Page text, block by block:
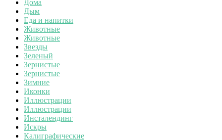
Дома
Дым
Еда и напитки
Животные
Животные
Звезды
Зеленый
Зернистые
Зернистые
Зимние
Иконки
Иллюстрации
Иллюстрации
Инсталендинг
Искры
Калиграфические